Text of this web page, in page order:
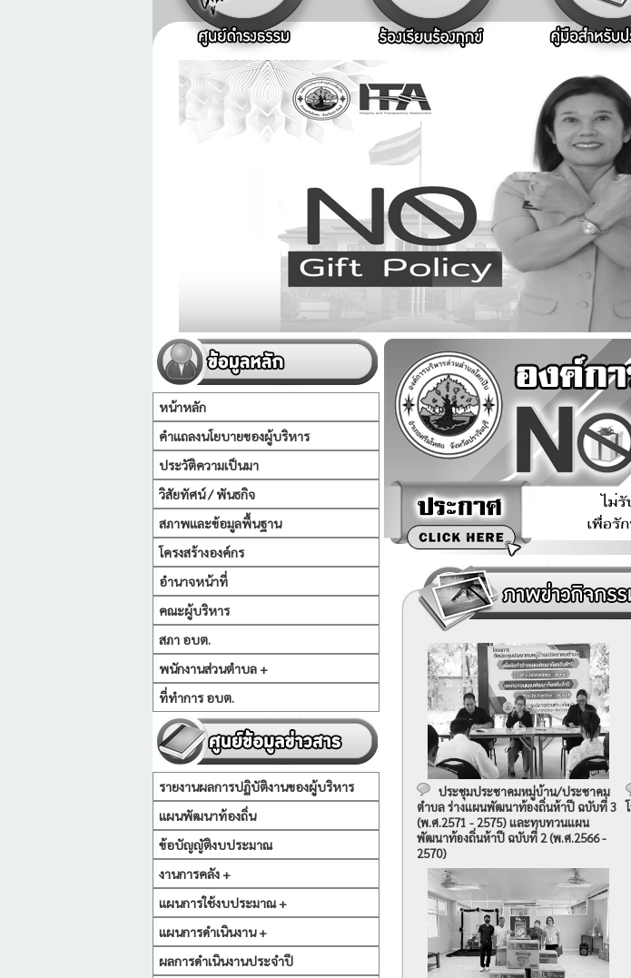
หน้าหลัก
คำแถลงนโยบายของผู้บริหาร
ประวัติความเป็นมา
วิสัยทัศน์ / พันธกิจ
สภาพและข้อมูลพื้นฐาน
โครงสร้างองค์กร
อำนาจหน้าที่
คณะผู้บริหาร
สภา อบต.
พนักงานส่วนตำบล +
ที่ทำการ อบต.
รายงานผลการปฏิบัติงานของผู้บริหาร
แผนพัฒนาท้องถิ่น
ข้อบัญญัติงบประมาณ
งานการคลัง +
แผนการใช้งบประมาณ +
แผนการดำเนินงาน +
ผลการดำเนินงานประจำปี
ประชุมประชาคมหมู่บ้าน/ประชาคม
ตำบล ร่างแผนพัฒนาท้องถิ่นห้าปี ฉบับที่ 3
(พ.ศ.2571 - 2575) และทบทวนแผน
พัฒนาท้องถิ่นห้าปี ฉบับที่ 2 (พ.ศ.2566 -
2570)